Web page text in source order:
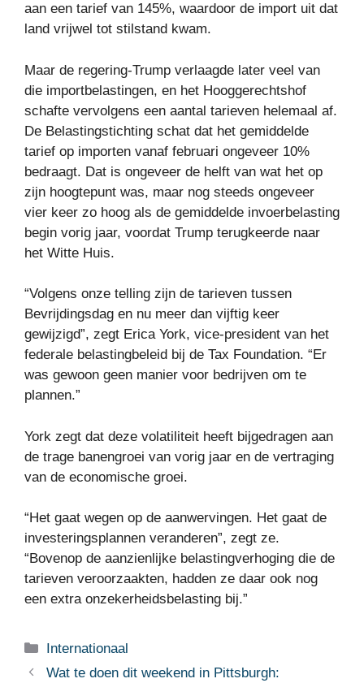
aan een tarief van 145%, waardoor de import uit dat
land vrijwel tot stilstand kwam.
Maar de regering-Trump verlaagde later veel van
die importbelastingen, en het Hooggerechtshof
schafte vervolgens een aantal tarieven helemaal af.
De Belastingstichting schat dat het gemiddelde
tarief op importen vanaf februari ongeveer 10%
bedraagt. Dat is ongeveer de helft van wat het op
zijn hoogtepunt was, maar nog steeds ongeveer
vier keer zo hoog als de gemiddelde invoerbelasting
begin vorig jaar, voordat Trump terugkeerde naar
het Witte Huis.
“Volgens onze telling zijn de tarieven tussen
Bevrijdingsdag en nu meer dan vijftig keer
gewijzigd”, zegt Erica York, vice-president van het
federale belastingbeleid bij de Tax Foundation. “Er
was gewoon geen manier voor bedrijven om te
plannen.”
York zegt dat deze volatiliteit heeft bijgedragen aan
de trage banengroei van vorig jaar en de vertraging
van de economische groei.
“Het gaat wegen op de aanwervingen. Het gaat de
investeringsplannen veranderen”, zegt ze.
“Bovenop de aanzienlijke belastingverhoging die de
tarieven veroorzaakten, hadden ze daar ook nog
een extra onzekerheidsbelasting bij.”
Categorieën
Internationaal
Wat te doen dit weekend in Pittsburgh: